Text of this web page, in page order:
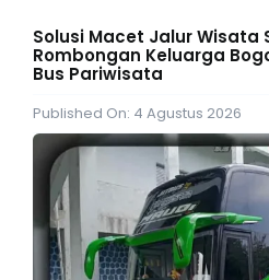
Solusi Macet Jalur Wisata
Rombongan Keluarga
Bus Pariwisata
Published On: 4 Agustus 2026